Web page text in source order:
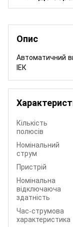
Опис
Автоматичний
ІЕК
Кількість
полюсів
Номінальний
струм
Пристрій
Номінальна
відключаюча
здатність
Час-струмова
характеристика